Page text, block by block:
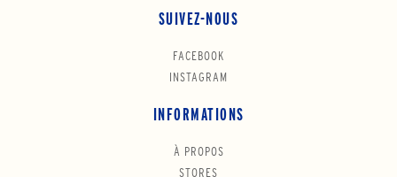
SUIVEZ-NOUS
FACEBOOK
INSTAGRAM
INFORMATIONS
À PROPOS
STORES